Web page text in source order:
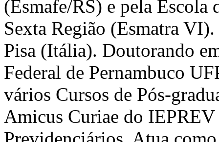
(Esmafe/RS) e pela Escola
Sexta Região (Esmatra
Pisa (Itália). Doutorando
Federal de Pernambuco
vários Cursos de Pós-
Amicus Curiae do